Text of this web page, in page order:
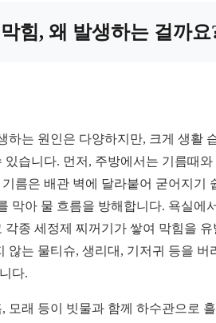
힘, 왜 발생하는 걸까요
하는 원인은 다양하지만, 크게 생활
습니다. 먼저, 주방에서는 기름때와
름은 배관 벽에 달라붙어 굳어지기
막아 물 흐름을 방해합니다. 욕실에
종 세정제 찌꺼기가 쌓여 막힘을 유
않는 물티슈, 생리대, 기저귀 등을 버
다.
모래 등이 빗물과 함께 하수관으로